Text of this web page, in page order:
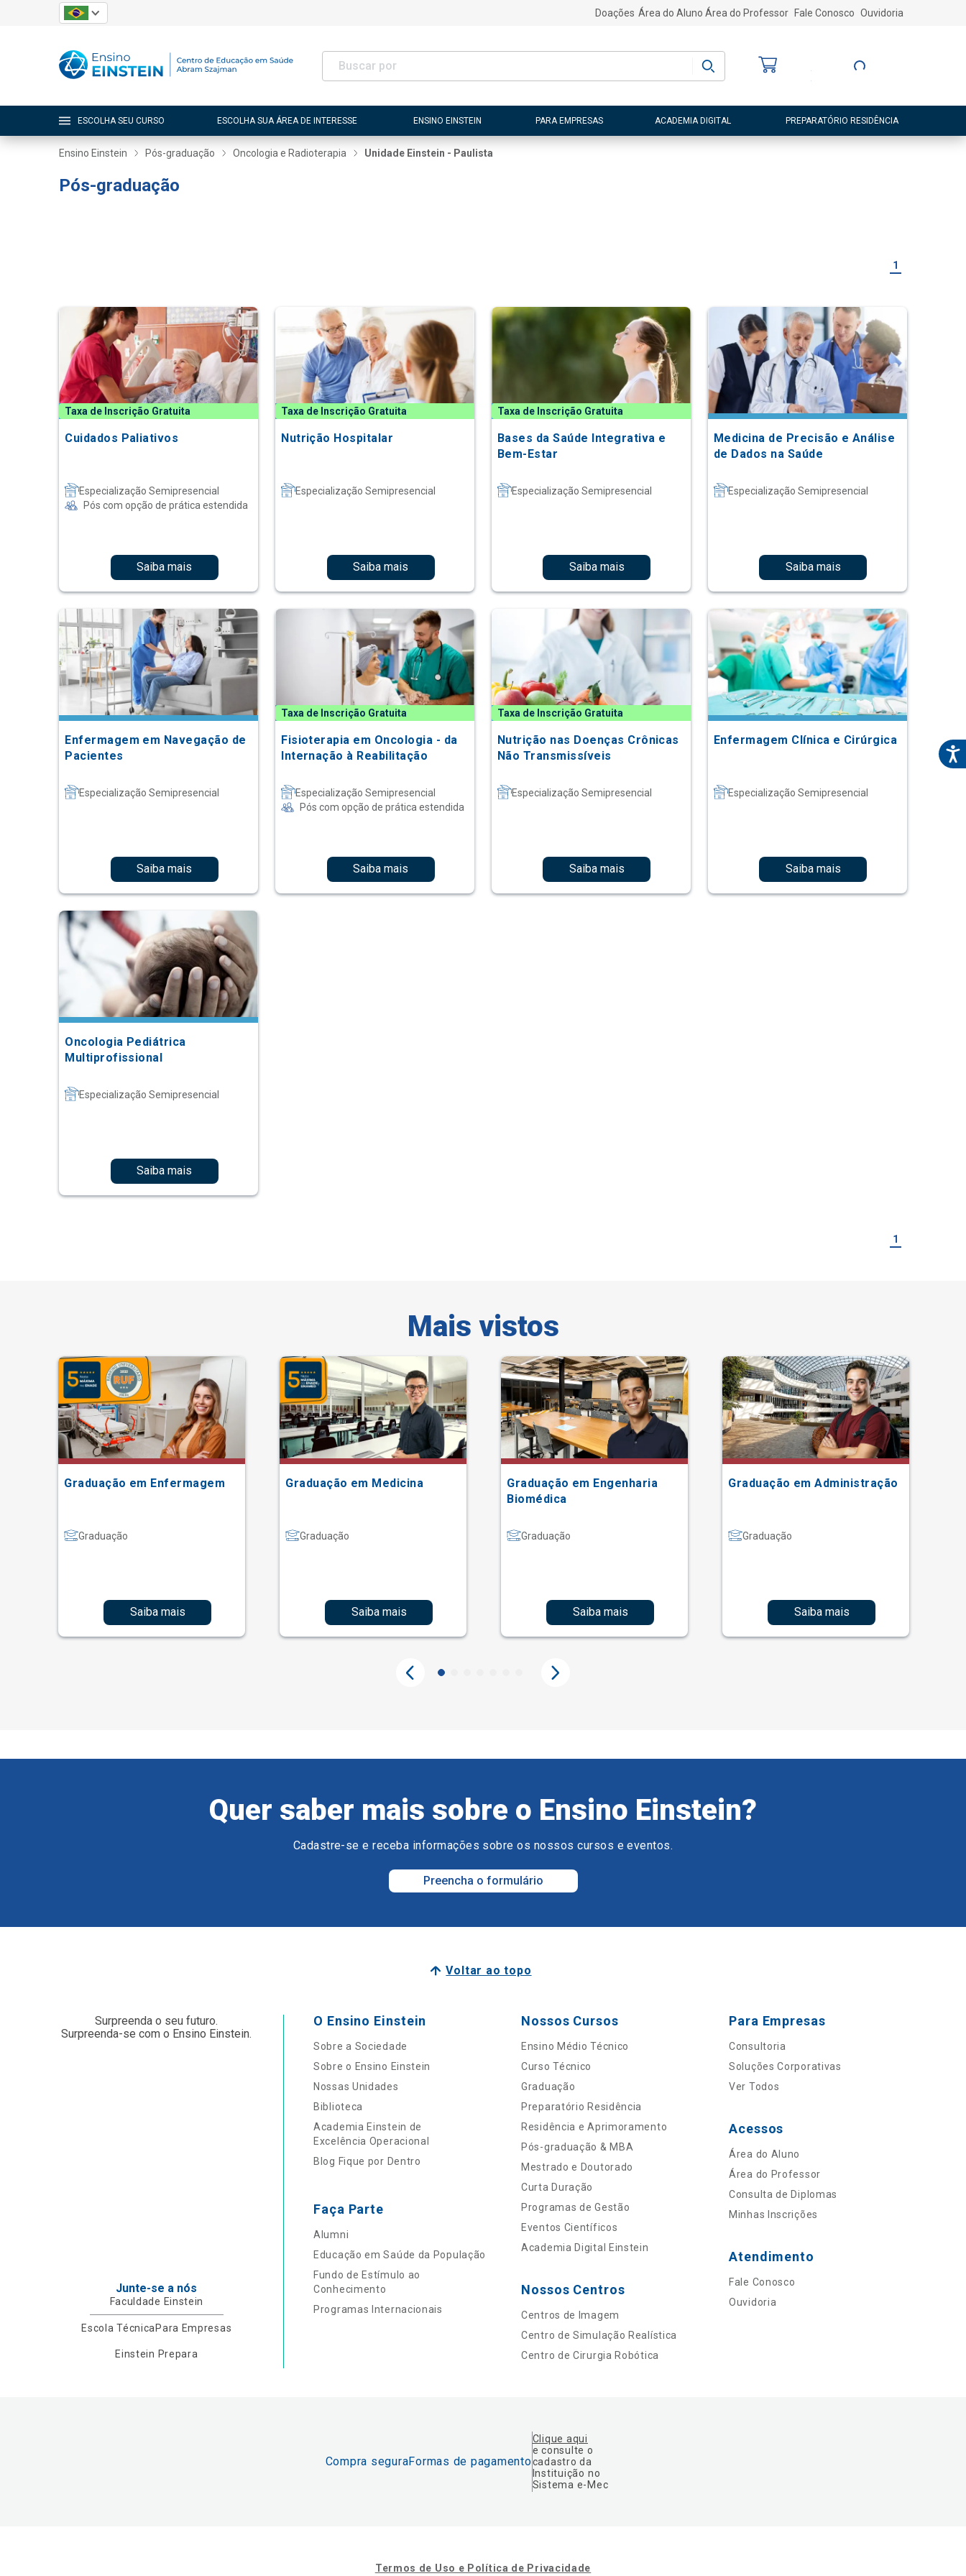
Doações Área do Aluno Área do Professor Fale Conosco Ouvidoria
Entre ou Cadastre-
ESCOLHA SEU CURSO ESCOLHA SUA ÁREA DE INTERESSE ENSINO EINSTEIN PARA EMPRESAS ACADEMIA DIGITAL PREPARATÓRIO RESIDÊNCIA
Ensino Einstein Pós-graduação Oncologia e Radioterapia Unidade Einstein - Paulista
Pós-graduação
1
Taxa de Inscrição Gratuita
Cuidados Paliativos
Especialização Semipresencial
Pós com opção de prática estendida
Saiba mais
Taxa de Inscrição Gratuita
Nutrição Hospitalar
Especialização Semipresencial
Saiba mais
Taxa de Inscrição Gratuita
Bases da Saúde Integrativa e
Bem-Estar
Especialização Semipresencial
Saiba mais
Medicina de Precisão e Análise
de Dados na Saúde
Especialização Semipresencial
Saiba mais
Enfermagem em Navegação de
Pacientes
Especialização Semipresencial
Saiba mais
Taxa de Inscrição Gratuita
Fisioterapia em Oncologia - da
Internação à Reabilitação
Especialização Semipresencial
Pós com opção de prática estendida
Saiba mais
Taxa de Inscrição Gratuita
Nutrição nas Doenças Crônicas
Não Transmissíveis
Especialização Semipresencial
Saiba mais
Enfermagem Clínica e Cirúrgica
Especialização Semipresencial
Saiba mais
Oncologia Pediátrica
Multiprofissional
Especialização Semipresencial
Saiba mais
1
Mais vistos
Graduação em Enfermagem
Graduação
Saiba mais
Graduação em Medicina
Graduação
Saiba mais
Graduação em Engenharia
Biomédica
Graduação
Saiba mais
Graduação em Administração
Graduação
Saiba mais
Quer saber mais sobre o Ensino Einstein?
Cadastre-se e receba informações sobre os nossos cursos e eventos.
Preencha o formulário
Voltar ao topo
Surpreenda o seu futuro.
Surpreenda-se com o Ensino Einstein.
Junte-se a nós
Faculdade Einstein
Escola TécnicaPara Empresas
Einstein Prepara
O Ensino Einstein
Sobre a Sociedade
Sobre o Ensino Einstein
Nossas Unidades
Biblioteca
Academia Einstein de
Excelência Operacional
Blog Fique por Dentro
Faça Parte
Alumni
Educação em Saúde da População
Fundo de Estímulo ao
Conhecimento
Programas Internacionais
Nossos Cursos
Ensino Médio Técnico
Curso Técnico
Graduação
Preparatório Residência
Residência e Aprimoramento
Pós-graduação & MBA
Mestrado e Doutorado
Curta Duração
Programas de Gestão
Eventos Científicos
Academia Digital Einstein
Nossos Centros
Centros de Imagem
Centro de Simulação Realística
Centro de Cirurgia Robótica
Para Empresas
Consultoria
Soluções Corporativas
Ver Todos
Acessos
Área do Aluno
Área do Professor
Consulta de Diplomas
Minhas Inscrições
Atendimento
Fale Conosco
Ouvidoria
Compra seguraFormas de pagamento
Clique aqui
e consulte o
cadastro da
Instituição no
Sistema e-Mec
Termos de Uso e Política de Privacidade